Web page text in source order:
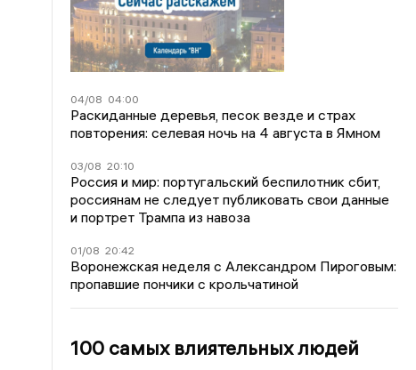
04/08 04:00
Раскиданные деревья, песок везде и страх
повторения: селевая ночь на 4 августа в Ямном
03/08 20:10
Россия и мир: португальский беспилотник сбит,
россиянам не следует публиковать свои данные
и портрет Трампа из навоза
01/08 20:42
Воронежская неделя с Александром Пироговым:
пропавшие пончики с крольчатиной
100 самых влиятельных людей